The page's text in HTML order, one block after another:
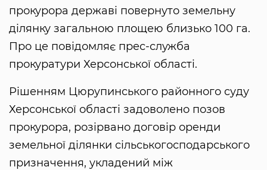
прокурора державі повернуто земельну
ділянку загальною площею близько 100 га.
Про це повідомляє прес-служба
прокуратури Херсонської області.
Рішенням Цюрупинського районного суду
Херсонської області задоволено позов
прокурора, розірвано договір оренди
земельної ділянки сільськогосподарського
призначення, укладений між